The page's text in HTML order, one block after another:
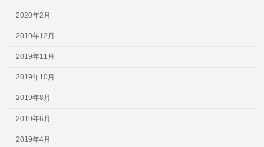
2020年2月
2019年12月
2019年11月
2019年10月
2019年8月
2019年6月
2019年4月